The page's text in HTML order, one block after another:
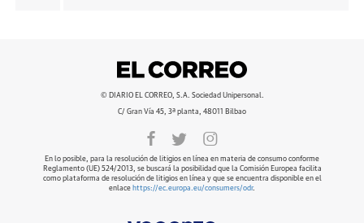
© DIARIO EL CORREO, S.A. Sociedad Unipersonal.
C/ Gran Vía 45, 3ª planta, 48011 Bilbao
En lo posible, para la resolución de litigios en línea en materia de consumo conforme
Reglamento (UE) 524/2013, se buscará la posibilidad que la Comisión Europea facilita
como plataforma de resolución de litigios en línea y que se encuentra disponible en el
enlace https://ec.europa.eu/consumers/odr.